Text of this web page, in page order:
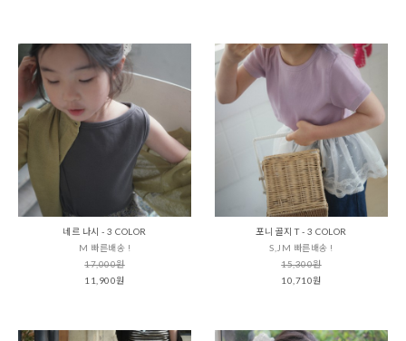
네르 나시 - 3 COLOR
M 빠른배송 !
17,000원
11,900원
포니 골지 T - 3 COLOR
S,JM 빠른배송 !
15,300원
10,710원